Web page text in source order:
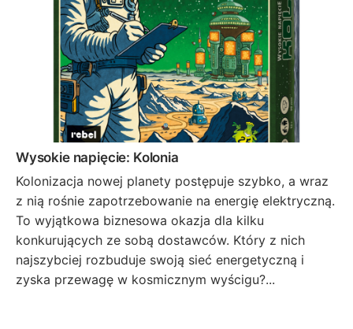
Wysokie napięcie: Kolonia
Kolonizacja nowej planety postępuje szybko, a wraz
z nią rośnie zapotrzebowanie na energię elektryczną.
To wyjątkowa biznesowa okazja dla kilku
konkurujących ze sobą dostawców. Który z nich
najszybciej rozbuduje swoją sieć energetyczną i
zyska przewagę w kosmicznym wyścigu?...